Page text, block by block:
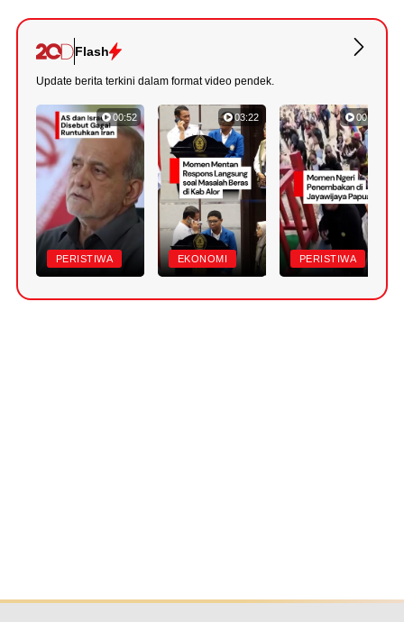
Flash
Update berita terkini dalam format video pendek.
00:52
PERISTIWA
03:22
EKONOMI
00:42
PERISTIWA